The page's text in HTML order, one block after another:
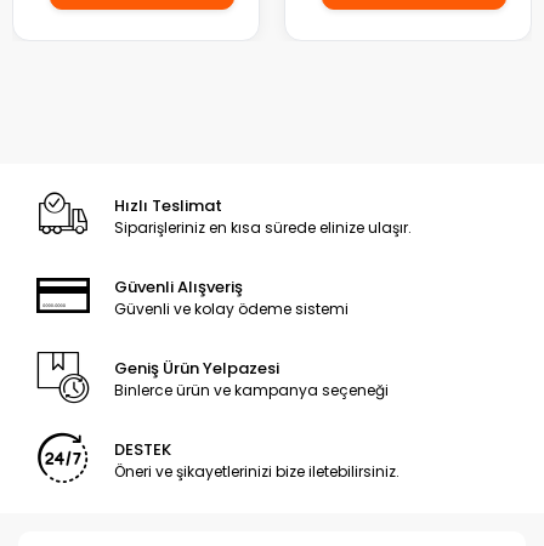
Hızlı Teslimat
Siparişleriniz en kısa sürede elinize ulaşır.
Güvenli Alışveriş
Güvenli ve kolay ödeme sistemi
Geniş Ürün Yelpazesi
Binlerce ürün ve kampanya seçeneği
DESTEK
Öneri ve şikayetlerinizi bize iletebilirsiniz.